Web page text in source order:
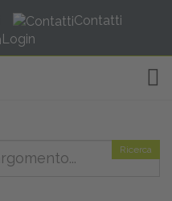
Contatti
Login
Ricerca